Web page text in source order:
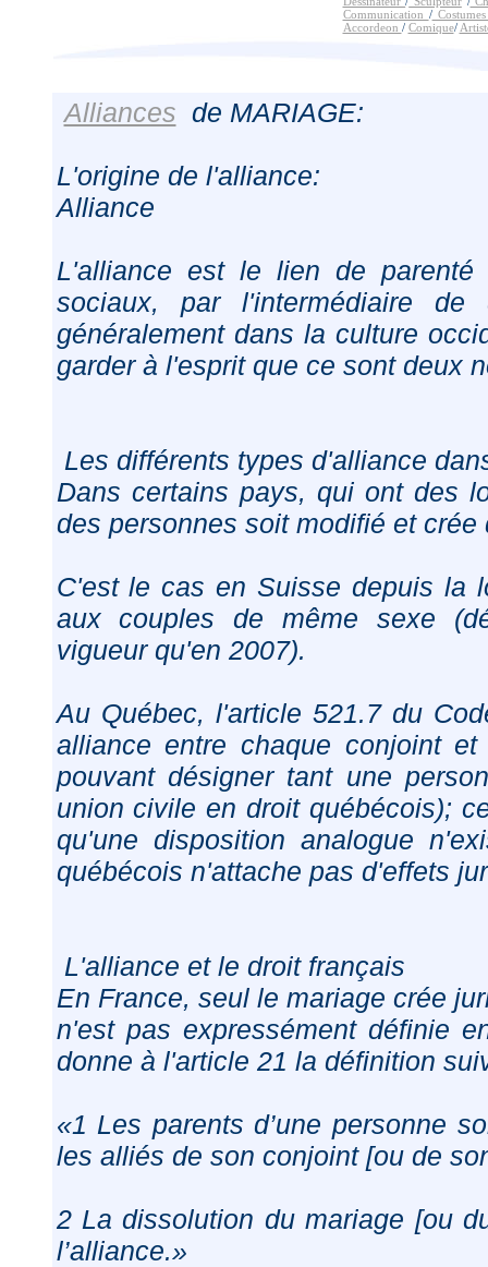
Communication /
Accordeon / Comique/
Alliances de MARIAGE:
L'origine de l'alliance:
Alliance
L'alliance est le lien de
sociaux, par l'intermédiaire
généralement dans la culture
garder à l'esprit que ce sont deux
Les différents types d'alliance
Dans certains pays, qui ont des
des personnes soit modifié et
C'est le cas en Suisse depuis la
aux couples de même sexe
vigueur qu'en 2007).
Au Québec, l'article 521.7 du
alliance entre chaque conjoint
pouvant désigner tant une
union civile en droit québécois);
qu'une disposition analogue
québécois n'attache pas d'effets
L'alliance et le droit français
En France, seul le mariage crée
n'est pas expressément définie
donne à l'article 21 la définition
«1 Les parents d’une personne
les alliés de son conjoint [ou de
2 La dissolution du mariage [ou
l’alliance.»